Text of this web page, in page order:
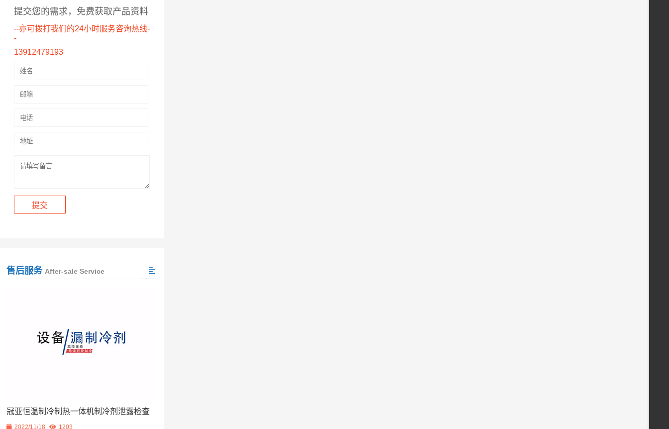
提交您的需求，免费获取产品资料
--亦可拨打我们的24小时服务咨询热线-
-
13912479193
售后服务 After-sale Service
冠亚恒温制冷制热一体机制冷剂泄露检查
2022/11/18 1203